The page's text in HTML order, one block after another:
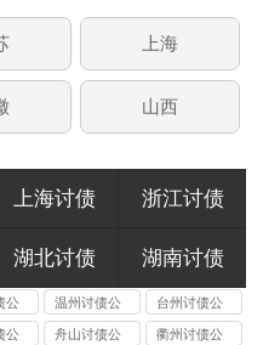
上海
山西
上海讨债 浙江讨债
湖北讨债 湖南讨债
公
温州讨债公
司
台州讨债公
司
公
舟山讨债公
衢州讨债公